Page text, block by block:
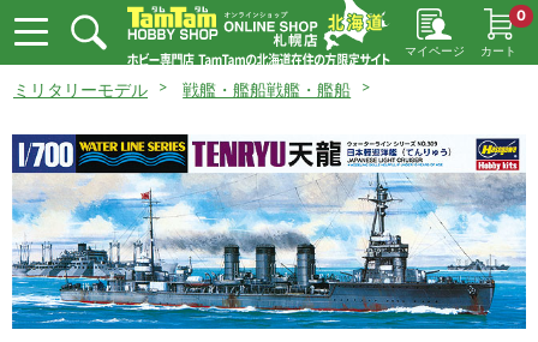
マイページ カート
0
ミリタリーモデル 戦艦・艦船戦艦・艦船